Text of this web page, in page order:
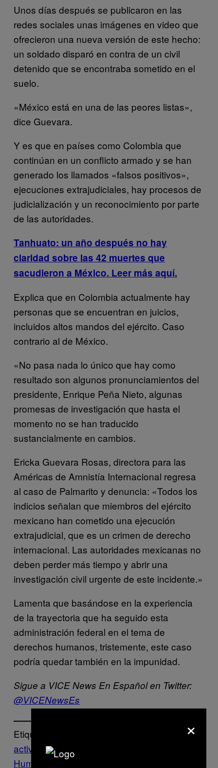
Unos días después se publicaron en las
redes sociales unas imágenes en video que
ofrecieron una nueva versión de este hecho:
un soldado disparó en contra de un civil
detenido que se encontraba sometido en el
suelo.
«México está en una de las peores listas»,
dice Guevara.
Y es que en países como Colombia que
continúan en un conflicto armado y se han
generado los llamados «falsos positivos»,
ejecuciones extrajudiciales, hay procesos de
judicialización y un reconocimiento por parte
de las autoridades.
Tanhuato: un año después no hay
claridad sobre las 42 muertes que
sacudieron a México. Leer más aquí.
Explica que en Colombia actualmente hay
personas que se encuentran en juicios,
incluidos altos mandos del ejército. Caso
contrario al de México.
«No pasa nada lo único que hay como
resultado son algunos pronunciamientos del
presidente, Enrique Peña Nieto, algunas
promesas de investigación que hasta el
momento no se han traducido
sustancialmente en cambios.
Ericka Guevara Rosas, directora para las
Américas de Amnistía Internacional regresa
al caso de Palmarito y denuncia: «Todos los
indicios señalan que miembros del ejército
mexicano han cometido una ejecución
extrajudicial, que es un crimen de derecho
internacional. Las autoridades mexicanas no
deben perder más tiempo y abrir una
investigación civil urgente de este incidente.»
Lamenta que basándose en la experiencia
de la trayectoria que ha seguido esta
administración federal en el tema de
derechos humanos, tristemente, este caso
podría quedar también en la impunidad.
Sigue a VICE News En Español en Twitter:
@VICENewsEs
Etiquetado:
activistas
Humanos
ejecuciones
×